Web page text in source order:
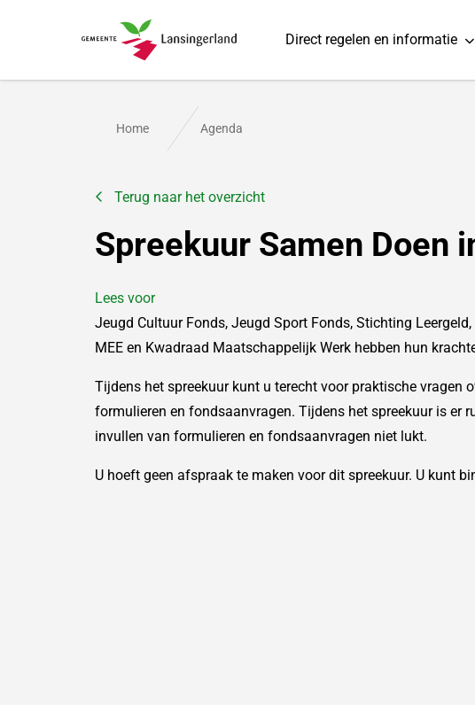
Direct regelen en informatie
Home Agenda
Terug naar het overzicht
Spreekuur Samen Doen
Lees voor
Jeugd Cultuur Fonds, Jeugd Sport Fonds, Stichting
MEE en Kwadraad Maatschappelijk Werk hebben hun
Tijdens het spreekuur kunt u terecht voor praktische vragen
formulieren en fondsaanvragen. Tijdens het spreekuur is er
invullen van formulieren en fondsaanvragen niet lukt.
U hoeft geen afspraak te maken voor dit spreekuur. U kunt